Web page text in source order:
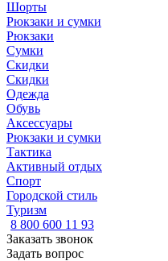
Шорты
Рюкзаки и сумки
Рюкзаки
Сумки
Скидки
Скидки
Одежда
Обувь
Аксессуары
Рюкзаки и сумки
Тактика
Активный отдых
Спорт
Городской стиль
Туризм
8 800 600 11 93
Заказать звонок
Задать вопрос